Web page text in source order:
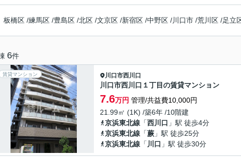
板橋区 /練馬区 /豊島区 /北区 /文京区 /新宿区 /中野区 /川口市 /荒川区 /足立
6件
賃貸マンション 川口市西川口
川口市西川口１丁目の賃貸マンション
7.6万円 管理/共益費10,000円
21.99㎡ (1K) /築6年 /10階建
京浜東北線 「西川口 」駅 徒歩4分
京浜東北線 「蕨 」駅 徒歩25分
京浜東北線 「 川口 」駅 徒歩30分